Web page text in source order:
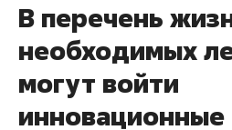
В перечень
необходимых
могут войти
инновационные